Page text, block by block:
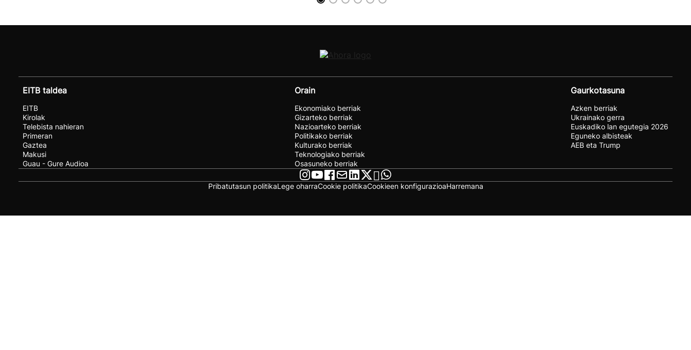
EITB taldea
EITB
Kirolak
Telebista nahieran
Primeran
Gaztea
Makusi
Guau - Gure Audioa
Orain
Ekonomiako berriak
Gizarteko berriak
Nazioarteko berriak
Politikako berriak
Kulturako berriak
Teknologiako berriak
Osasuneko berriak
Gaurkotasuna
Azken berriak
Ukrainako gerra
Euskadiko lan egutegia 2026
Eguneko albisteak
AEB eta Trump
Pribatutasun politikaLege oharraCookie politikaCookieen konfigurazioaHarremana